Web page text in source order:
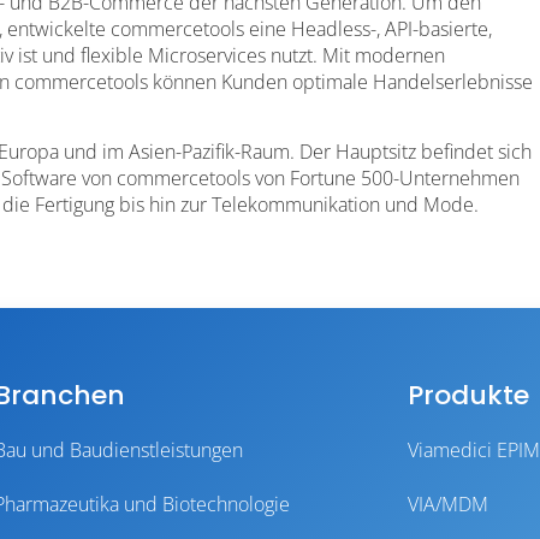
commercetools eine Headless-, API-basierte,
ist und flexible Microservices nutzt. Mit modernen
commercetools können Kunden optimale Handelserlebnisse
und im Asien-Pazifik-Raum. Der Hauptsitz befindet sich
von commercetools von Fortune 500-Unternehmen
Fertigung bis hin zur Telekommunikation und Mode.
und Baudienstleistungen
und Biotechnologie
Produkte
Viamedici EPIM
VIA/MDM